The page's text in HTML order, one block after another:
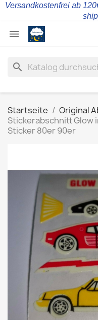
Versandkostenfrei ab

search
Startseite Original
Stickerabschnitt Glow
Sticker 80er 90er